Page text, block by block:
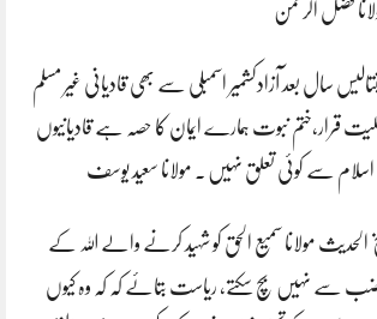
فضل الرحمٰن
سال بعد آزادکشمیر اسمبلی سے بھی قادیانی غیر مسلم
قرار،ختم نبوت ہمارے ایمان کا حصہ ہے قادیانیوں
اسلام سے کوئی تعلق نہیں . مولانا سعید یوسف
الحدیث مولانا سمیع الحق کو شہید کرنے والے اللہ کے
سے نہیں بچ سکتے، ریاست بتائے کہ کہ وہ کیوں